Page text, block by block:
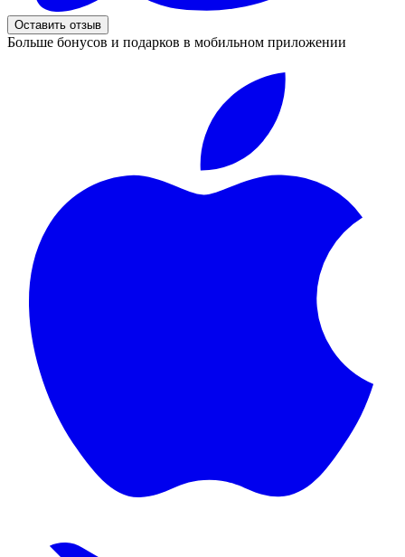
Оставить отзыв
Больше бонусов и подарков в мобильном приложении